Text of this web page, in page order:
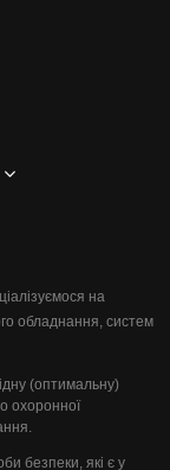
на
обладнання, систем
(оптимальну)
охоронної
безпеки, які є у